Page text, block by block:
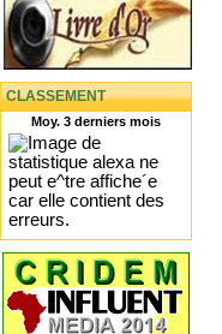
CLASSEMENT
Moy. 3 derniers mois